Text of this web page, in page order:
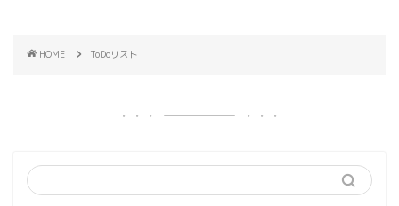
HOME ToDoリスト